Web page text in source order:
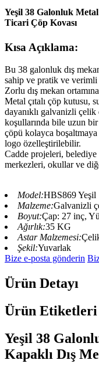
Yeşil 38 Galonluk
Ticari Çöp Kovası
Kısa Açıklama:
Bu 38 galonluk dış
sahip ve pratik ve verimli
Zorlu dış mekan
Metal çıtalı çöp kutusu,
dayanıklı galvanizli çelik
koşullarında bile uzun
çöpü kolayca
logo özelleştirilebilir.
Cadde projeleri, belediye
merkezleri, okullar ve
Model:HBS869 Yeşil
Malzeme:Galvanizli
Boyut:Çap: 27 inç,
Ağırlık:35 KG
Astar Malzemesi:
Şekil:Yuvarlak
Bize e-posta gönderin
Ürün Detayı
Ürün Etiketleri
Yeşil 38
Kapaklı Dış